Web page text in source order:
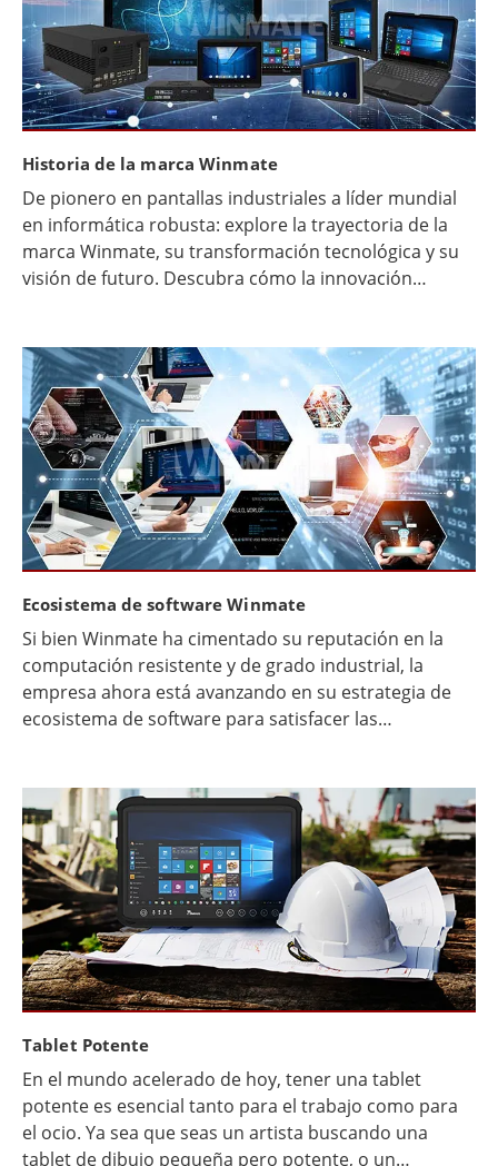
Historia de la marca Winmate
De pionero en pantallas industriales a líder mundial
en informática robusta: explore la trayectoria de la
marca Winmate, su transformación tecnológica y su
visión de futuro. Descubra cómo la innovación
Ecosistema de software Winmate
Si bien Winmate ha cimentado su reputación en la
computación resistente y de grado industrial, la
empresa ahora está avanzando en su estrategia de
ecosistema de software para satisfacer las
y mayor valor para equipos de TI, desarrolladores y
líderes empresariales.
Tablet Potente
En el mundo acelerado de hoy, tener una tablet
potente es esencial tanto para el trabajo como para
el ocio. Ya sea que seas un artista buscando una
tablet de dibujo pequeña pero potente, o un